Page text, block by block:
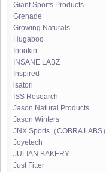
Giant Sports Products
Grenade
Growing Naturals
Hugaboo
Innokin
INSANE LABZ
Inspired
isatori
ISS Research
Jason Natural Products
Jason Winters
JNX Sports（COBRA LABS）
Joyetech
JULIAN BAKERY
Just Fitter